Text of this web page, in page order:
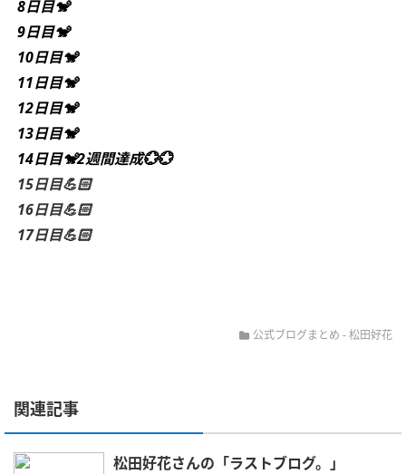
8日目🐒
9日目🐒
10日目🐒
11日目🐒
12日目🐒
13日目🐒
14日目🐒2週間達成💮💮
15日目💪🏻
16日目💪🏻
17日目💪🏻
公式ブログまとめ -松田好花
関連記事
松田好花さんの「ラストブログ。」